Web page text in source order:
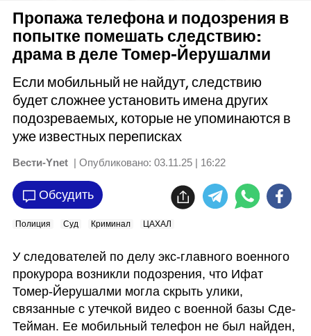
Пропажа телефона и подозрения в
попытке помешать следствию:
драма в деле Томер-Йерушалми
Если мобильный не найдут, следствию
будет сложнее установить имена других
подозреваемых, которые не упоминаются в
уже известных переписках
Вести-Ynet | Опубликовано: 03.11.25 | 16:22
Обсудить
Полиция Суд Криминал ЦАХАЛ
У следователей по делу экс-главного военного
прокурора возникли подозрения, что Ифат
Томер-Йерушалми могла скрыть улики,
связанные с утечкой видео с военной базы Сде-
Тейман. Ее мобильный телефон не был найден,